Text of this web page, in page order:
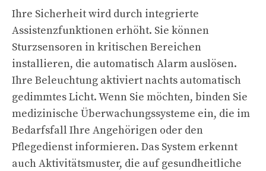
Ihre Sicherheit wird durch integrierte
Assistenzfunktionen erhöht. Sie können
Sturzsensoren in kritischen Bereichen
installieren, die automatisch Alarm auslösen.
Ihre Beleuchtung aktiviert nachts automatisch
gedimmtes Licht. Wenn Sie möchten, binden Sie
medizinische Überwachungssysteme ein, die im
Bedarfsfall Ihre Angehörigen oder den
Pflegedienst informieren. Das System erkennt
auch Aktivitätsmuster, die auf gesundheitliche